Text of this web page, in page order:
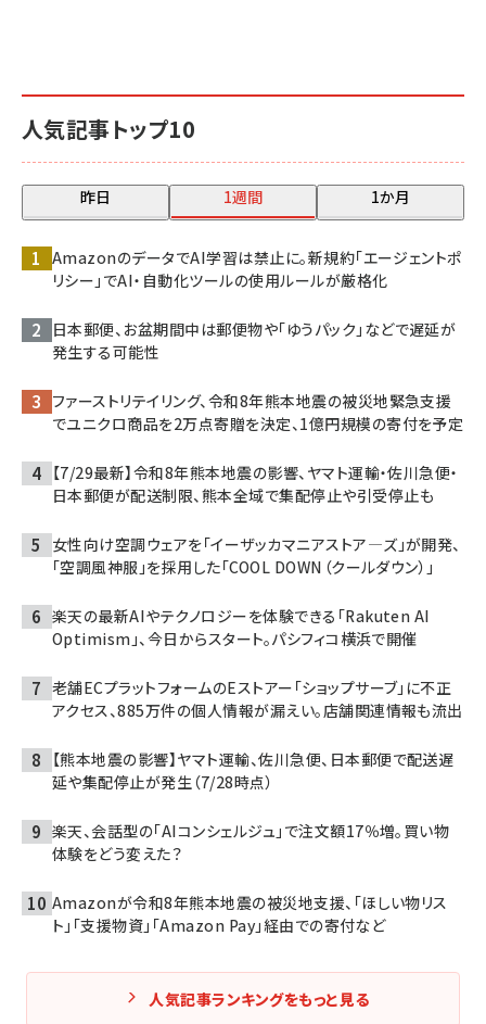
人気記事トップ10
昨日 1週間 1か月
AmazonのデータでAI学習は禁止に。新規約「エージェントポ
リシー」でAI・自動化ツールの使用ルールが厳格化
日本郵便、お盆期間中は郵便物や「ゆうパック」などで遅延が
発生する可能性
ファーストリテイリング、令和8年熊本地震の被災地緊急支援
でユニクロ商品を2万点寄贈を決定、1億円規模の寄付を予定
【7/29最新】令和8年熊本地震の影響、ヤマト運輸・佐川急便・
日本郵便が配送制限、熊本全域で集配停止や引受停止も
女性向け空調ウェアを「イーザッカマニアストア―ズ」が開発、
「空調風神服」を採用した「COOL DOWN（クールダウン）」
楽天の最新AIやテクノロジーを体験できる「Rakuten AI
Optimism」、今日からスタート。パシフィコ横浜で開催
老舗ECプラットフォームのEストアー「ショップサーブ」に不正
アクセス、885万件の個人情報が漏えい。店舗関連情報も流出
【熊本地震の影響】ヤマト運輸、佐川急便、日本郵便で配送遅
延や集配停止が発生（7/28時点）
楽天、会話型の「AIコンシェルジュ」で注文額17％増。買い物
体験をどう変えた？
Amazonが令和8年熊本地震の被災地支援、「ほしい物リス
ト」「支援物資」「Amazon Pay」経由での寄付など
人気記事ランキングをもっと見る